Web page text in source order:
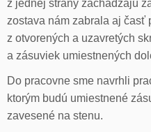
z jednej strany zachádzajú
zostava nám zabrala aj časť
z otvorených a uzavretých
a zásuviek umiestnených
Do pracovne sme navrhli
ktorým budú umiestnené
zavesené na stenu.